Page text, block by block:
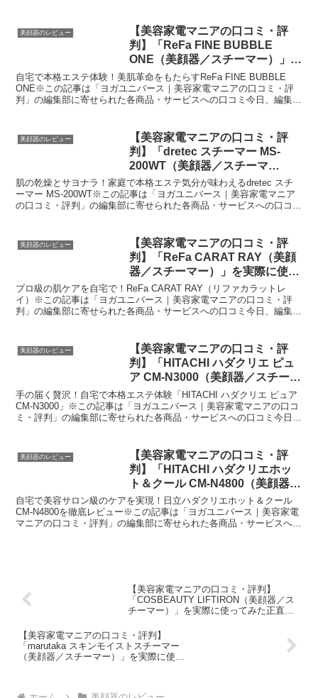
美顔器のレビュー
【美容家電マニアの口コミ・評
判】「ReFa FINE BUBBLE
ONE（美顔器／スチーマー）」を
実際に使ってみた正直感想
自宅で本格エステ体験！美肌革命をもたらすReFa FINE BUBBLE
ONE※この記事は「ヨガユニバース｜美容家電マニアの口コミ・評
判」の編集部に寄せられた各商品・サービスへの口コミ今日、編集部
美顔器のレビュー
【美容家電マニアの口コミ・評
判】「dretec スチーマー MS-
200WT（美顔器／スチーマ
ー）」を実際に使ってみた正直感
想
肌の乾燥とサヨナラ！家庭で本格エステ気分が味わえるdretec スチ
ーマー MS-200WT※この記事は「ヨガユニバース｜美容家電マニア
の口コミ・評判」の編集部に寄せられた各商品・サービスへの口コミ
美顔器のレビュー
【美容家電マニアの口コミ・評
判】「ReFa CARAT RAY（美顔
器／スチーマー）」を実際に使っ
てみた正直感想
プロ級の肌ケアを自宅で！ReFa CARAT RAY（リファカラットレ
イ）※この記事は「ヨガユニバース｜美容家電マニアの口コミ・評
判」の編集部に寄せられた各商品・サービスへの口コミ今日、編集部
美顔器のレビュー
【美容家電マニアの口コミ・評
判】「HITACHI ハダクリエ ピュ
ア CM-N3000（美顔器／スチーマ
ー）」を実際に使ってみた正直感
想
手の届く贅沢！自宅で本格エステ体験「HITACHI ハダクリエ ピュア
CM-N3000」※この記事は「ヨガユニバース｜美容家電マニアの口コ
ミ・評判」の編集部に寄せられた各商品・サービスへの口コミ今日、
美顔器のレビュー
【美容家電マニアの口コミ・評
判】「HITACHI ハダクリエホッ
ト＆クール CM-N4800（美顔器／
スチーマー）」を実際に使ってみ
た正直感想
自宅で美容サロン級のケアを実現！日立ハダクリエホット＆クール
CM-N4800を徹底レビュー※この記事は「ヨガユニバース｜美容家電
マニアの口コミ・評判」の編集部に寄せられた各商品・サービスへの
【美容家電マニアの口コミ・評判】
「COSBEAUTY LIFTIRON（美顔器／ス
チーマー）」を実際に使ってみた正直感
【美容家電マニアの口コミ・評判】
「marutaka スキンモイストスチーマー
（美顔器／スチーマー）」を実際に使っ